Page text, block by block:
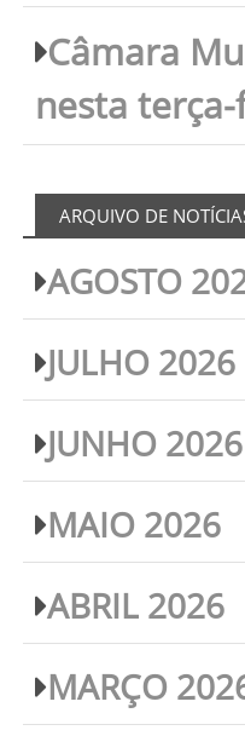
Câmara
nesta
ARQUIVO DE
AGOSTO
JULHO 2026
JUNHO 2026
MAIO 2026
ABRIL 2026
MARÇO